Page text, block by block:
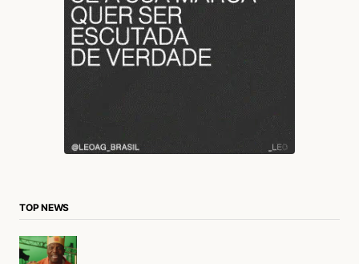
TOP NEWS